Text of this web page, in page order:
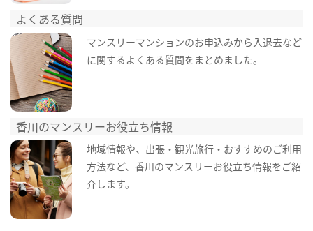
よくある質問
マンスリーマンションのお申込みから入退去など
に関するよくある質問をまとめました。
香川のマンスリーお役立ち情報
地域情報や、出張・観光旅行・おすすめのご利用
方法など、香川のマンスリーお役立ち情報をご紹
介します。